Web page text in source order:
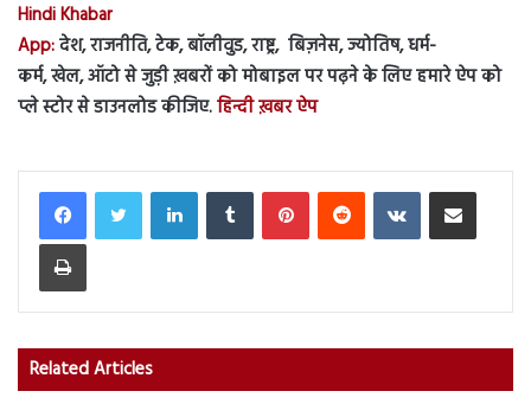
Hindi Khabar
App:देश, राजनीति, टेक, बॉलीवुड, राष्ट्र, बिज़नेस, ज्योतिष, धर्म-
कर्म, खेल, ऑटो से जुड़ी ख़बरों को मोबाइल पर पढ़ने के लिए हमारे ऐप को
प्ले स्टोर से डाउनलोड कीजिए.हिन्दी ख़बर ऐप
LinkedInTumblr PinterestReddit VKontakteShare via Email
Print
Related Articles